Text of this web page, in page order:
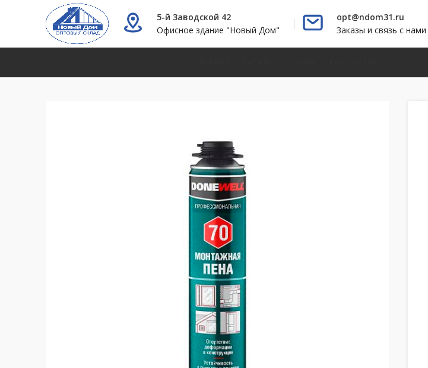
5-й Заводской 42
Офисное здание "Новый Дом"
opt@ndom31.ru
Заказы и связь с нами